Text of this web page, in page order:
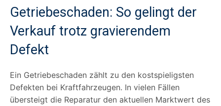
Getriebeschaden: So gelingt der
Verkauf trotz gravierendem
Defekt
Ein Getriebeschaden zählt zu den kostspieligsten
Defekten bei Kraftfahrzeugen. In vielen Fällen
übersteigt die Reparatur den aktuellen Marktwert des